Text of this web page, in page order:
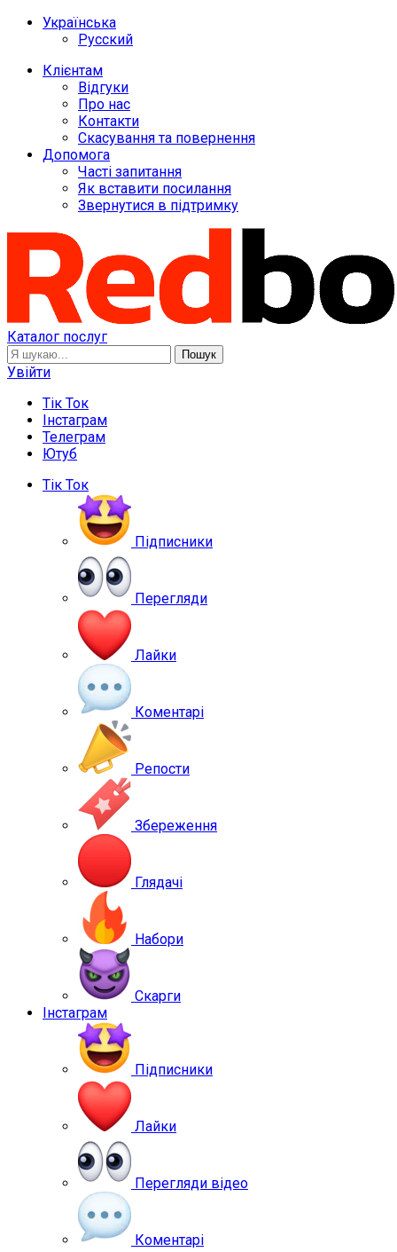
Українська
Русский
Клієнтам
Відгуки
Про нас
Контакти
Скасування та повернення
Допомога
Часті запитання
Як вставити посилання
Звернутися в підтримку
Каталог послуг
Пошук
Увійти
Тік Ток
Інстаграм
Телеграм
Ютуб
Тік Ток
Підписники
Перегляди
Лайки
Коментарі
Репости
Збереження
Глядачі
Набори
Скарги
Інстаграм
Підписники
Лайки
Перегляди відео
Коментарі